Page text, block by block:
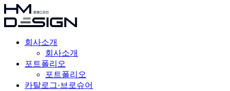
회사소개
회사소개
포트폴리오
포트폴리오
카탈로그·브로슈어